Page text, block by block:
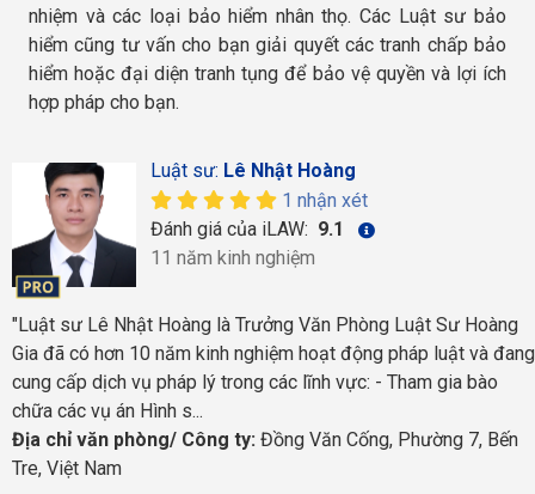
nhiệm và các loại bảo hiểm nhân thọ. Các Luật sư bảo
hiểm cũng tư vấn cho bạn giải quyết các tranh chấp bảo
hiểm hoặc đại diện tranh tụng để bảo vệ quyền và lợi ích
hợp pháp cho bạn.
Luật sư: Lê Nhật Hoàng
1 nhận xét
Đánh giá của iLAW: 9.1
11 năm kinh nghiệm
"Luật sư Lê Nhật Hoàng là Trưởng Văn Phòng Luật Sư Hoàng
Gia đã có hơn 10 năm kinh nghiệm hoạt động pháp luật và đang
cung cấp dịch vụ pháp lý trong các lĩnh vực: - Tham gia bào
chữa các vụ án Hình s...
Địa chỉ văn phòng/ Công ty: Đồng Văn Cống, Phường 7, Bến
Tre, Việt Nam